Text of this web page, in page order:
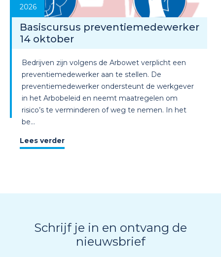
2026
Basiscursus preventiemedewerker
14 oktober
Bedrijven zijn volgens de Arbowet verplicht een
preventiemedewerker aan te stellen. De
preventiemedewerker ondersteunt de werkgever
in het Arbobeleid en neemt maatregelen om
risico’s te verminderen of weg te nemen. In het
be...
Lees verder
Schrijf je in en ontvang de
nieuwsbrief